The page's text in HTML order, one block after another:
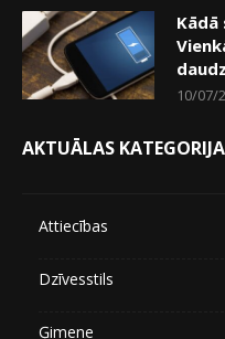
Kādā
10/07/
AKTUĀLAS
Attiecības
Dzīvesstils
Ģimene